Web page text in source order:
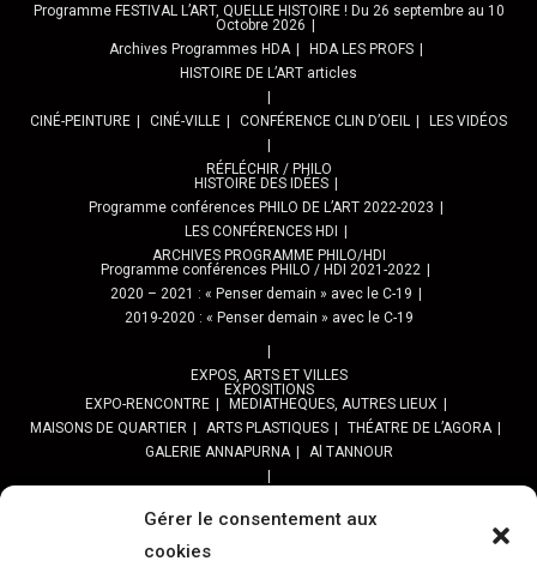
Gérer le consentement aux
cookies
Programme FESTIVAL L’ART, QUELLE HISTOIRE ! Du 26 septembre au 10
Octobre 2026
Archives Programmes HDA
HDA LES PROFS
HISTOIRE DE L’ART articles
CINÉ-PEINTURE CINÉ-VILLE CONFÉRENCE CLIN D’OEIL LES VIDÉOS
RÉFLÉCHIR / PHILO
HISTOIRE DES IDÉES
Programme conférences PHILO DE L’ART 2022-2023
LES CONFÉRENCES HDI
ARCHIVES PROGRAMME PHILO/HDI
Programme conférences PHILO / HDI 2021-2022
2020 – 2021 : « Penser demain » avec le C-19
2019-2020 : « Penser demain » avec le C-19
EXPOS, ARTS ET VILLES
EXPOSITIONS
EXPO-RENCONTRE
MEDIATHEQUES, AUTRES LIEUX
MAISONS DE QUARTIER
ARTS PLASTIQUES
THÉATRE DE L’AGORA
GALERIE ANNAPURNA
Al TANNOUR
PPROGRAMME DES BALADES URBAINES 2025